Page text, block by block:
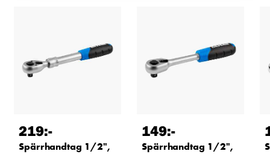
219:-
Spärrhandtag 1/2",
149:-
Spärrhandtag 1/2",